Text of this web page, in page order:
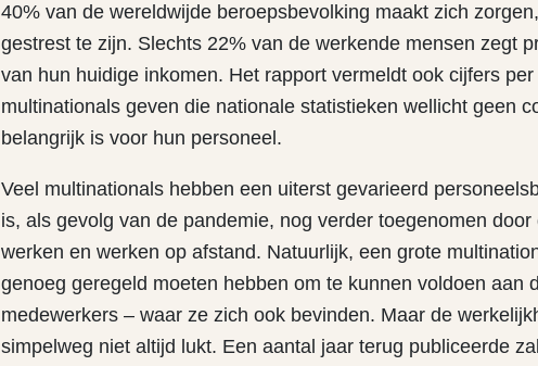
40% van de wereldwijde beroepsbevolking maakt zich
gestrest te zijn. Slechts 22% van de werkende mensen zegt
van hun huidige inkomen. Het rapport vermeldt ook cijfers
multinationals geven die nationale statistieken wellicht geen
belangrijk is voor hun personeel.
Veel multinationals hebben een uiterst gevarieerd
is, als gevolg van de pandemie, nog verder toegenomen
werken en werken op afstand. Natuurlijk, een grote
genoeg geregeld moeten hebben om te kunnen voldoen aan
medewerkers – waar ze zich ook bevinden. Maar de
simpelweg niet altijd lukt. Een aantal jaar terug publiceerde